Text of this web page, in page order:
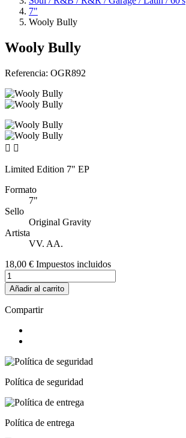
7"
Wooly Bully
Wooly Bully
Referencia: OGR892
 
Limited Edition 7" EP
Formato
7"
Sello
Original Gravity
Artista
VV. AA.
18,00 € Impuestos incluidos
Añadir al carrito
Compartir
Política de seguridad
Política de entrega